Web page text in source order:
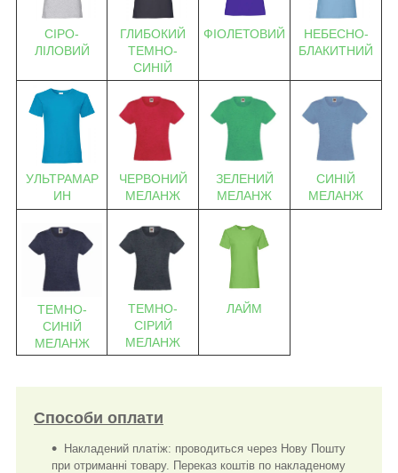
СІРО-
ЛІЛОВИЙ
ГЛИБОКИЙ
ТЕМНО-
СИНІЙ
ФІОЛЕТОВИЙ
НЕБЕСНО-
БЛАКИТНИЙ
УЛЬТРАМАР
ИН
ЧЕРВОНИЙ
МЕЛАНЖ
ЗЕЛЕНИЙ
МЕЛАНЖ
СИНІЙ
МЕЛАНЖ
ТЕМНО-
СИНІЙ
МЕЛАНЖ
ТЕМНО-
СІРИЙ
МЕЛАНЖ
ЛАЙМ
Способи оплати
Накладений платіж: проводиться через Нову Пошту
при отриманні товару. Переказ коштів по накладеному